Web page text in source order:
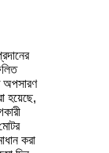
অপসারণ
হয়েছে,
করা